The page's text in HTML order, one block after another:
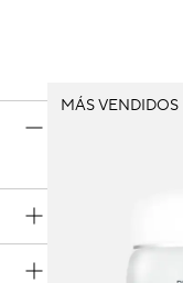
MÁS VENDIDOS